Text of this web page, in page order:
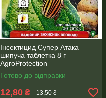
Інсектицид Супер Атака
шипуча таблетка 8 г
AgroProtection
Готово до відправки
12,80 ₴ 13,50 ₴